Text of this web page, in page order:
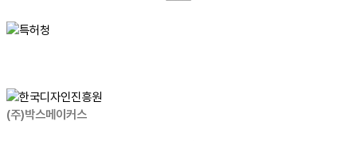
(주)박스메이커스